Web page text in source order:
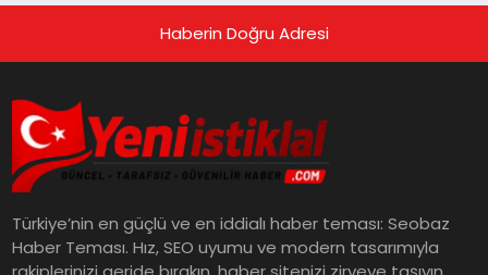
Haberin Doğru Adresi
Türkiye’nin en güçlü ve en iddialı haber teması: Seobaz
Haber Teması. Hız, SEO uyumu ve modern tasarımıyla